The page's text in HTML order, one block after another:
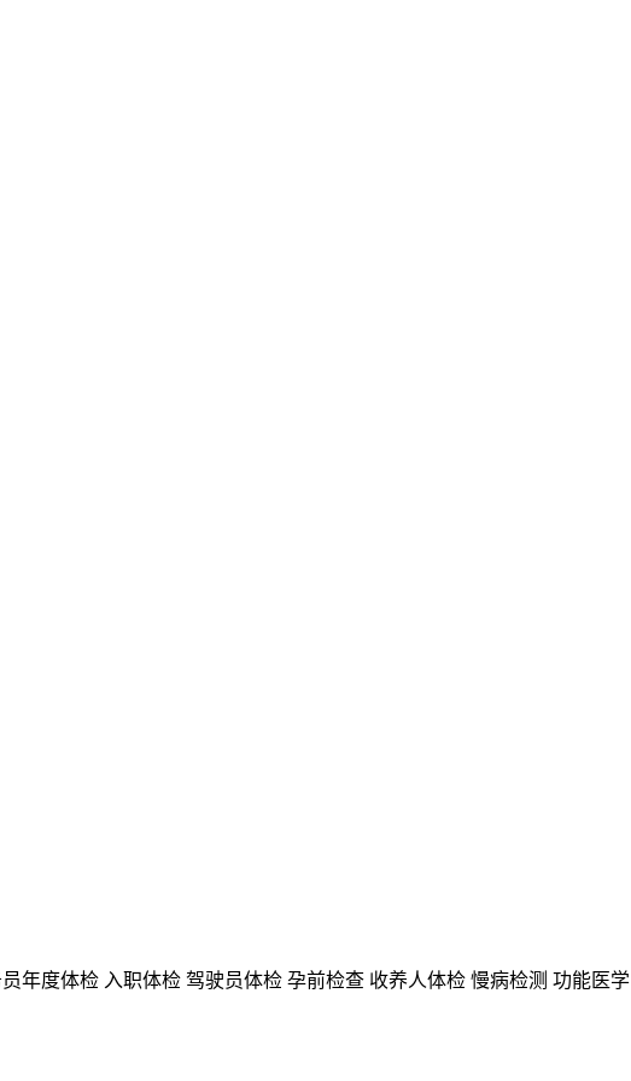
年度体检 入职体检 驾驶员体检 孕前检查 收养人体检 慢病检测 功能医学